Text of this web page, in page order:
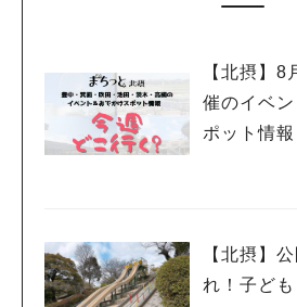
【北摂】
催のイベ
ポット情
【北摂】
れ！子ど